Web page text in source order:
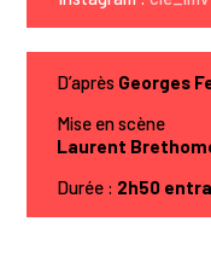
D’après Georges
Mise en scène
Laurent
Durée : 2h50